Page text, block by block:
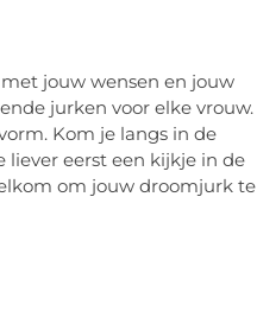
jouw wensen en jouw
jurken voor elke vrouw.
Kom je langs in de
eerst een kijkje in de
om jouw droomjurk te